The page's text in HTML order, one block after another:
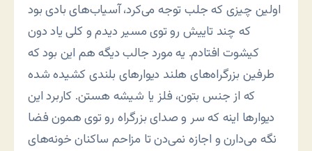
اولین چیزی که جلب توجه می‌کرد، آسیاب‌های بادی بود
که چند تاییش رو توی مسیر دیدم و کلی یاد دون
کیشوت افتادم. یه مورد جالب دیگه هم این بود که
طرفین بزرگراه‌های هلند دیوارهای بلندی کشیده شده
که از جنس بتون، فلز یا شیشه هستن. کاربرد این
دیوارها اینه که سر و صدای بزرگراه رو توی همون فضا
نگه می‌دارن و اجازه نمی‌دن تا مزاحم ساکنان خونه‌های